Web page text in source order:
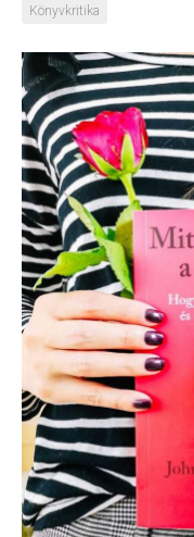
Könyvkritika